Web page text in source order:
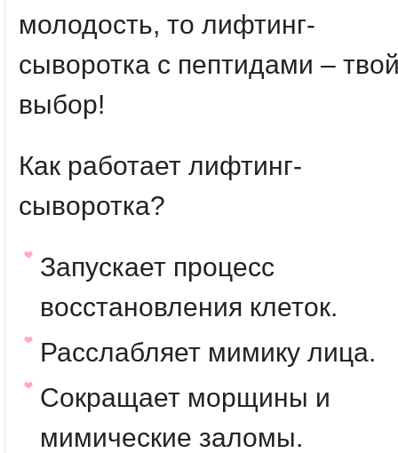
молодость, то лифтинг-
сыворотка с пептидами –
выбор!
Как работает лифтинг-
сыворотка?
Запускает процесс
восстановления клеток.
Расслабляет мимику лица.
Сокращает морщины и
мимические заломы.